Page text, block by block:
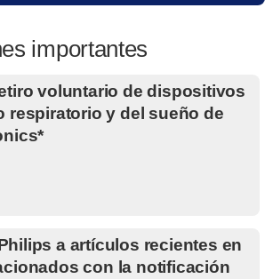
importantes
voluntario de dispositivos
respiratorio y del sueño de
a artículos recientes en
con la notificación